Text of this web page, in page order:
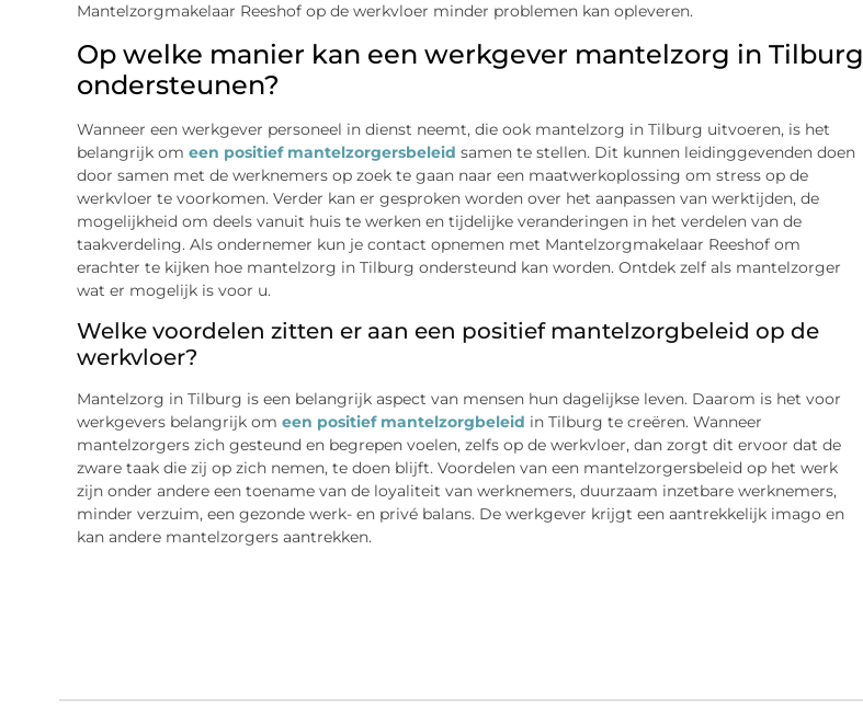
Mantelzorgmakelaar Reeshof op de werkvloer minder problemen kan opleveren.
Op welke manier kan een werkgever mantelzorg in Tilburg
ondersteunen?
Wanneer een werkgever personeel in dienst neemt, die ook mantelzorg in Tilburg uitvoeren, is het
belangrijk om een positief mantelzorgersbeleid samen te stellen. Dit kunnen leidinggevenden doen
door samen met de werknemers op zoek te gaan naar een maatwerkoplossing om stress op de
werkvloer te voorkomen. Verder kan er gesproken worden over het aanpassen van werktijden, de
mogelijkheid om deels vanuit huis te werken en tijdelijke veranderingen in het verdelen van de
taakverdeling. Als ondernemer kun je contact opnemen met Mantelzorgmakelaar Reeshof om
erachter te kijken hoe mantelzorg in Tilburg ondersteund kan worden. Ontdek zelf als mantelzorger
wat er mogelijk is voor u.
Welke voordelen zitten er aan een positief mantelzorgbeleid op de
werkvloer?
Mantelzorg in Tilburg is een belangrijk aspect van mensen hun dagelijkse leven. Daarom is het voor
werkgevers belangrijk om een positief mantelzorgbeleid in Tilburg te creëren. Wanneer
mantelzorgers zich gesteund en begrepen voelen, zelfs op de werkvloer, dan zorgt dit ervoor dat de
zware taak die zij op zich nemen, te doen blijft. Voordelen van een mantelzorgersbeleid op het werk
zijn onder andere een toename van de loyaliteit van werknemers, duurzaam inzetbare werknemers,
minder verzuim, een gezonde werk- en privé balans. De werkgever krijgt een aantrekkelijk imago en
kan andere mantelzorgers aantrekken.